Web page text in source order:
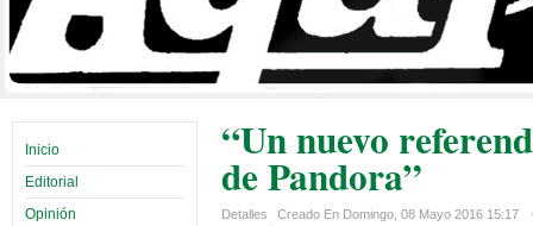
Inicio
Editorial
Opinión
“Un nuevo
de Pandora”
Detalles Creado En Domingo, 08 Mayo 2016 15:17